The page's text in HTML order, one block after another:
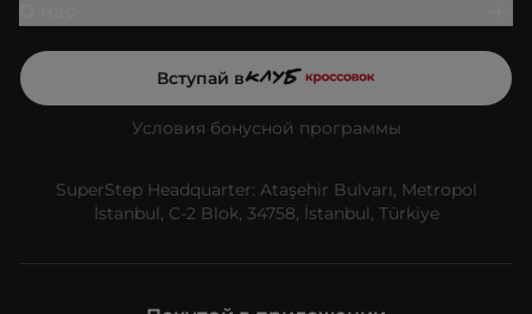
Вступай в
Условия бонусной программы
SuperStep Headquarter: Ataşehir Bulvarı, Metropol
İstanbul, C-2 Blok, 34758, İstanbul, Türkiye